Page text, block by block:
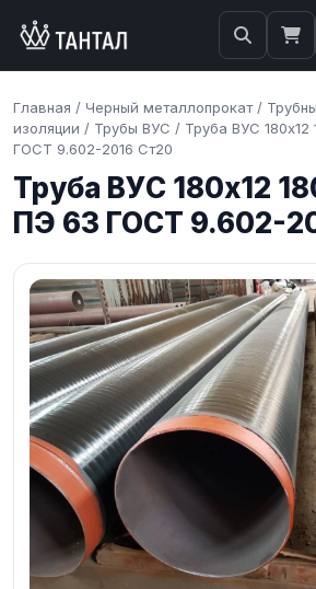
Главная / Черный металлопрокат /
изоляции / Трубы ВУС / Труба ВУС
ГОСТ 9.602-2016 Ст20
Труба ВУС 180х12
ПЭ 63 ГОСТ 9.602-